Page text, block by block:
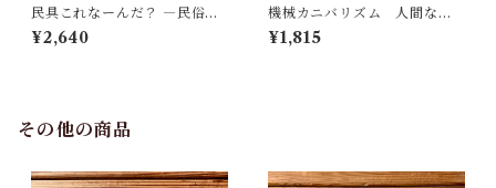
民具これなーんだ？ ―民俗学
者・宮本常一が美術大学に遺
した民具コレクション | 加藤幸
¥2,640
機械カニバリズム 人間なき
あとの人類学へ｜久保 明教
¥1,815
その他の商品